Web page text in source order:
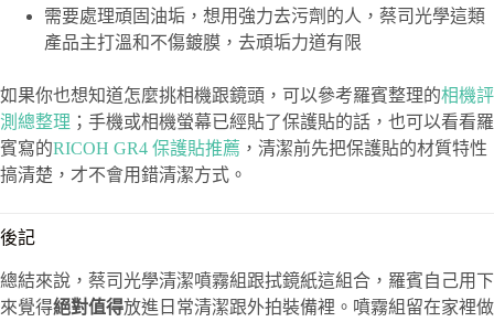
需要處理頑固油垢，想用強力去污劑的人，蔡司光學這類
產品主打溫和不傷鍍膜，去頑垢力道有限
如果你也想知道怎麼挑相機跟鏡頭，可以參考羅賓整理的相機評
測總整理 ；手機或相機螢幕已經貼了保護貼的話，也可以看看羅
賓寫的RICOH GR4 保護貼推薦 ，清潔前先把保護貼的材質特性
搞清楚，才不會用錯清潔方式。
後記
總結來說，蔡司光學清潔噴霧組跟拭鏡紙這組合，羅賓自己用下
來覺得絕對值得放進日常清潔跟外拍裝備裡。噴霧組留在家裡做